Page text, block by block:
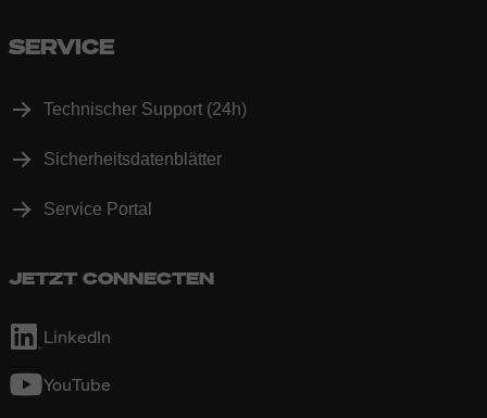
SERVICE
Technischer Support (24h)
Sicherheitsdatenblätter
Service Portal
JETZT CONNECTEN
LinkedIn
YouTube